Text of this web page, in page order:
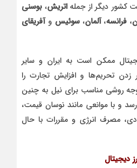
کشور دیگر از جملهاتریش،بوسنی
، فرانسه،آلمان،سوئیس وآفریقای
ممکن است به ایران و سایر
تحریم‌ها و افزایش تجارت را
روشی مناسب برای نیل به چنین
و با موانعی مانند نوسان قیمت،
مصرف انرژی و مقررات با حال
دیجیتال